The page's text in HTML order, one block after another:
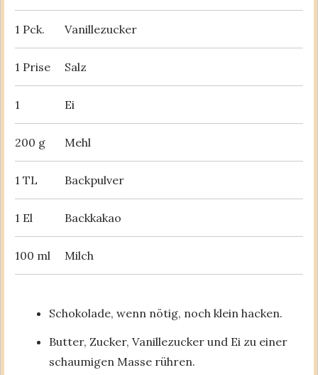
1 Pck. Vanillezucker
1 Prise Salz
1 Ei
200 g Mehl
1 TL Backpulver
1 El Backkakao
100 ml Milch
Schokolade, wenn nötig, noch klein hacken.
Butter, Zucker, Vanillezucker und Ei zu einer
schaumigen Masse rühren.